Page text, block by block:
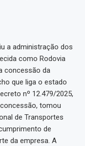
a administração dos
como Rodovia
concessão da
que liga o estado
nº 12.479/2025,
tomou
de Transportes
de
da empresa. A